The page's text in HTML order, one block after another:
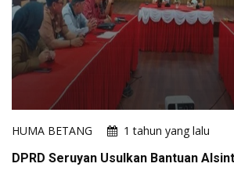
HUMA BETANG
1 tahun yang lalu
DPRD Seruyan Usulkan Bantuan